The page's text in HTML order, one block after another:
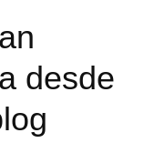
desde